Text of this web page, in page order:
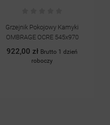
Bateria Umywalkowa Chrom
START CLOVA GROCHE
379,00 zł Brutto 1 dzień
roboczy